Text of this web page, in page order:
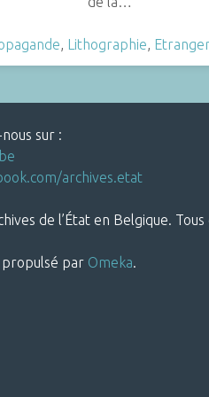
, Lithographie,
sur :
archives.etat
de l’État en Belgique.
par Omeka.